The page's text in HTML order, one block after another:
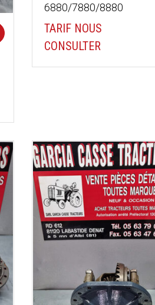
Select options
6880/7880/8880
TARIF NOUS
CONSULTER